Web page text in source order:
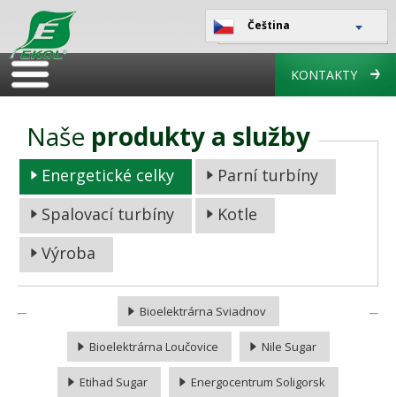
Čeština
KONTAKTY
Naše produkty a služby
Energetické celky
Parní turbíny
Spalovací turbíny
Kotle
Výroba
Bioelektrárna Sviadnov
Bioelektrárna Loučovice Nile Sugar
Etihad Sugar Energocentrum Soligorsk